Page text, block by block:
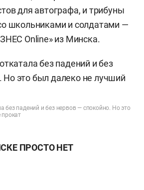
для автографа, и трибуны
школьниками и солдатами —
Online» из Минска.
без падений и без нервов — спокойно. Но это
ПРОСТО НЕТ